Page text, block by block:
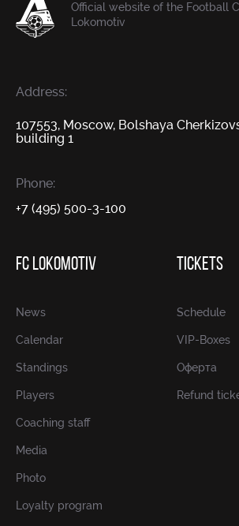
Official website of the Football
Lokomotiv
Address:
107553, Moscow, Bolshaya
building 1
Phone:
+7 (495) 500-3-100
FC LOKOMOTIV
News
Calendar
Standings
Players
Coaching staff
Media
Photo
Loyalty program
TICKETS
Schedule
VIP-Boxes
Оферта
Refund